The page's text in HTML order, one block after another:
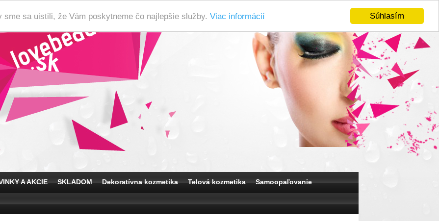
Súhlasím
sa uistili, že Vám poskytneme čo najlepšie služby. Viac informácií
A AKCIE SKLADOM Dekoratívna kozmetika Telová kozmetika Samoopaľovanie